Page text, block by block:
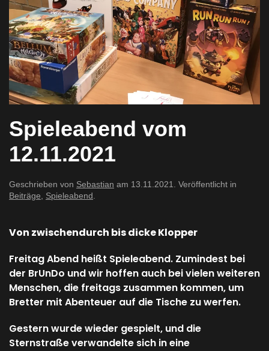
Spieleabend vom
12.11.2021
Geschrieben von Sebastian am 13.11.2021. Veröffentlicht in
Beiträge, Spieleabend.
Von zwischendurch bis dicke Klopper
Freitag Abend heißt Spieleabend. Zumindest bei
der BrUnDo und wir hoffen auch bei vielen weiteren
Menschen, die freitags zusammen kommen, um
Bretter mit Abenteuer auf die Tische zu werfen.
Gestern wurde wieder gespielt, und die
Sternstraße verwandelte sich in eine